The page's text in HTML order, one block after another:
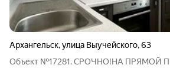
Архангельск,улица Выучейского,63
Объект №17281. СРОЧНО!НА ПРЯМОЙ